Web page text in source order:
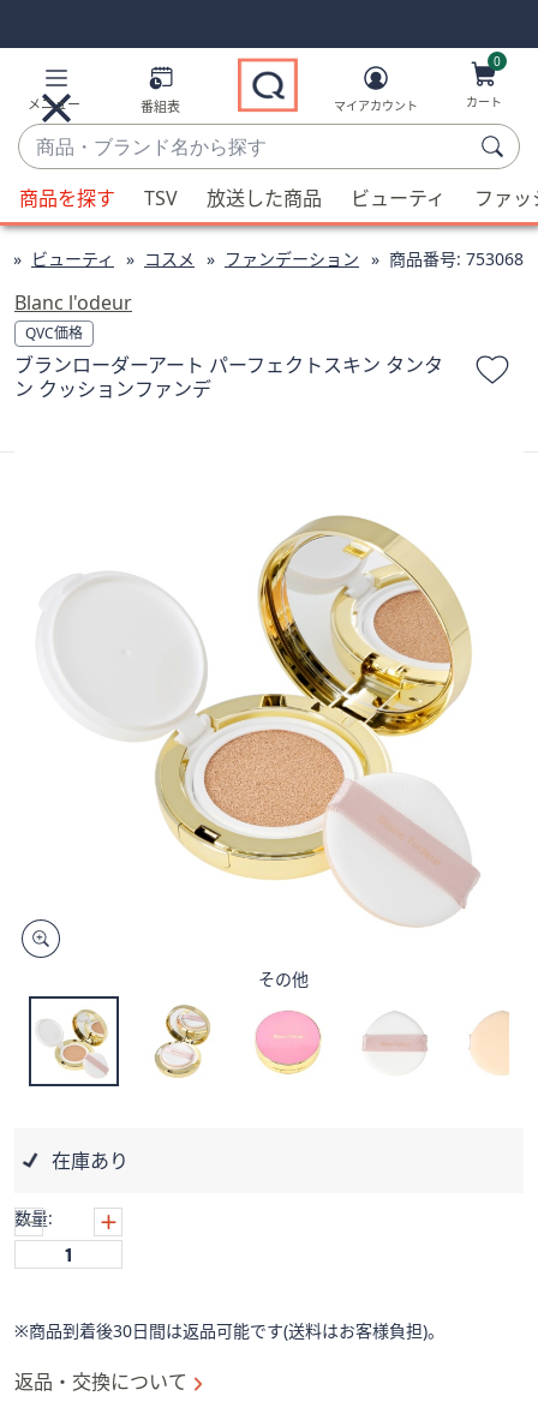
Links
Links2
メニュー 番組表
商
品・
ブ
ラ
ン
名
か
ら
探
候
補
利
用
可
能
な
ス
で
左
プ
て
閲
き
す。
マイアカウント
0
カート
商品を探す TSV 放送した商品 ビューティ ファ
ビューティ コスメ ファンデーション 商品番号: 753068
Blanc l'odeur
QVC価格
ブランローダーアート パーフェクトスキン タンタ
ン クッションファンデ
その他
在庫あり
数量:
※商品到着後30日間は返品可能です(送料はお客様負担)。
返品・交換について